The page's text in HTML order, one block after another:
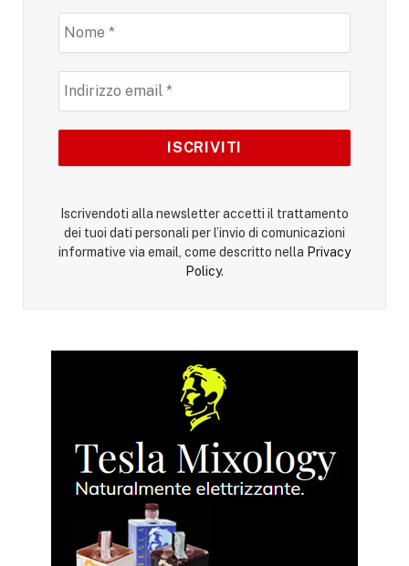
Iscrivendoti alla newsletter accetti il trattamento
dei tuoi dati personali per l’invio di comunicazioni
informative via email, come descritto nella Privacy
Policy.